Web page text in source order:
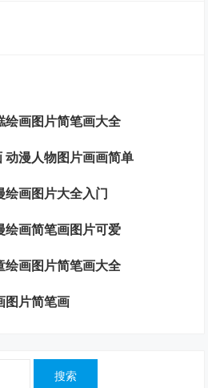
绘画图片简笔画大全
动漫人物图片画画简单
绘画图片大全入门
绘画简笔画图片可爱
绘画图片简笔画大全
图片简笔画